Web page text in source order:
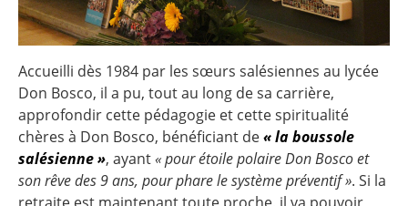
Accueilli dès 1984 par les sœurs salésiennes au lycée
Don Bosco, il a pu, tout au long de sa carrière,
approfondir cette pédagogie et cette spiritualité
chères à Don Bosco, bénéficiant de« la boussole
salésienne », ayant« pour étoile polaire Don Bosco et
son rêve des 9 ans, pour phare le système préventif ». Si la